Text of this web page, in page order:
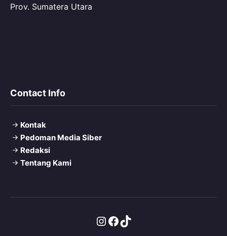
Prov. Sumatera Utara
Contact Info
Kontak
Pedoman Media Siber
Redaksi
Tentang Kami
Instagram
Facebook
TikTok